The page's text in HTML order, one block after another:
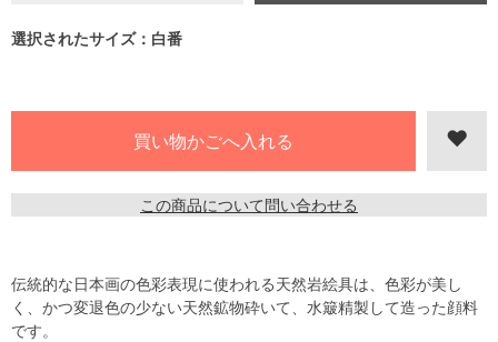
選択されたサイズ：白番
この商品について問い合わせる
伝統的な日本画の色彩表現に使われる天然岩絵具は、色彩が美し
く、かつ変退色の少ない天然鉱物砕いて、水簸精製して造った顔料
です。